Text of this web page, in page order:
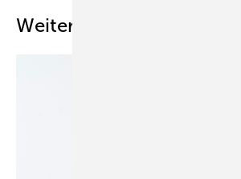
Weitere Inhalte